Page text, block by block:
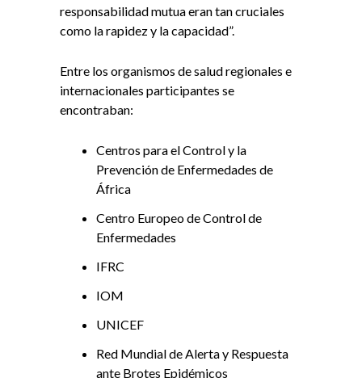
responsabilidad mutua eran tan cruciales
como la rapidez y la capacidad”.
Entre los organismos de salud regionales e
internacionales participantes se
encontraban:
Centros para el Control y la
Prevención de Enfermedades de
África
Centro Europeo de Control de
Enfermedades
IFRC
IOM
UNICEF
Red Mundial de Alerta y Respuesta
ante Brotes Epidémicos